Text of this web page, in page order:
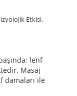
Etkisi,
lenf
Masaj
damaları ile